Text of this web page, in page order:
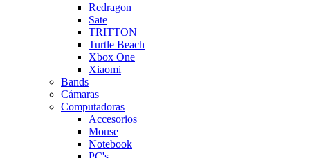
Redragon
Sate
TRITTON
Turtle Beach
Xbox One
Xiaomi
Bands
Cámaras
Computadoras
Accesorios
Mouse
Notebook